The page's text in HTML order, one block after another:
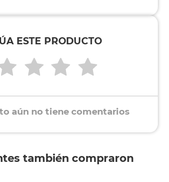
ESTE PRODUCTO
aún no tiene comentarios
también compraron